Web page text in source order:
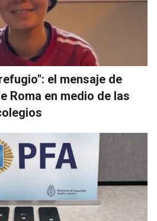
el mensaje de
Roma en medio de las